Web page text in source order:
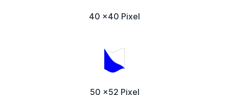
40 x40 Pixel
50 x52 Pixel